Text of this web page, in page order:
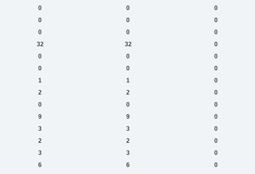
0 0 0
0 0 0
0 0 0
32 32 0
0 0 0
0 0 0
1 1 0
2 2 0
0 0 0
9 9 0
3 3 0
2 2 0
3 3 0
6 6 0